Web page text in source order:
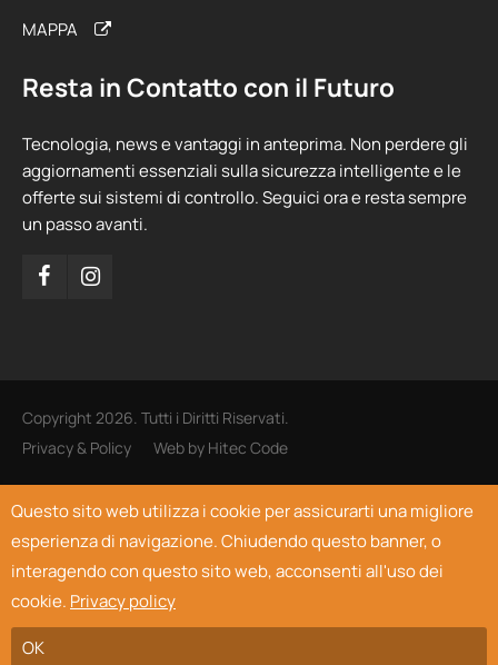
MAPPA
Resta in Contatto con il Futuro
Tecnologia, news e vantaggi in anteprima. Non perdere gli
aggiornamenti essenziali sulla sicurezza intelligente e le
offerte sui sistemi di controllo. Seguici ora e resta sempre
un passo avanti.
Copyright 2026. Tutti i Diritti Riservati.
Privacy & Policy
Web by Hitec Code
Questo sito web utilizza i cookie per assicurarti una migliore
esperienza di navigazione. Chiudendo questo banner, o
interagendo con questo sito web, acconsenti all'uso dei
cookie. Privacy policy
OK